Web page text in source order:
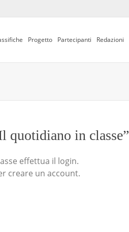
Progetto Partecipanti Redazioni
quotidiano in classe”
effettua il login.
creare un account.